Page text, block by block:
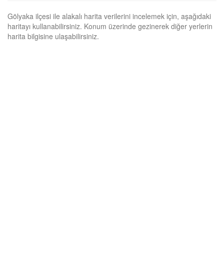
Gölyaka ilçesi ile alakalı harita verilerini incelemek için, aşağıdaki
haritayı kullanabilirsiniz. Konum üzerinde gezinerek diğer yerlerin
harita bilgisine ulaşabilirsiniz.